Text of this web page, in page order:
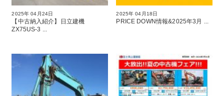
2025年 04月24日
【中古納入紹介】日立建機
ZX75US-3 ...
2025年 04月18日
PRICE DOWN情報&2025年3月 ...